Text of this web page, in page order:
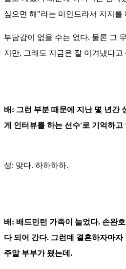
싶으면 해"라는 마인드라서 지지를
부담감이 없을 수는 없다. 물론 그
지만, 그래도 지금은 잘 이겨냈다고
배: 그런 부분 때문에 지난 몇 년간
게 인터뷰를 하는 선수'로 기억하고
성: 맞다. 하하하하.
배: 배드민턴 가족이 늘었다. 손완
다 되어 간다. 그런데 결혼하자마
주말 부부가 됐는데.